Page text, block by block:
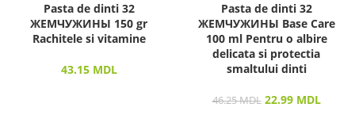
Pasta de dinti 32
ЖЕМЧУЖИНЫ 150 gr
Rachitele si vitamine
43.15 MDL
Pasta de dinti 32
ЖЕМЧУЖИНЫ Base Care
100 ml Pentru o albire
delicata si protectia
smaltului dinti
46.25MDL 22.99 MDL